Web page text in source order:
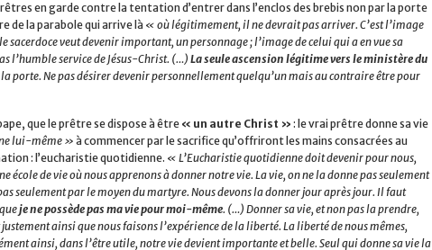
en garde contre la tentation d’entrer dans l’enclos des brebis non par la porte
de la parabole qui arrive là « où légitimement, il ne devrait pas arriver. C’est l’image
sacerdoce veut devenir important, un personnage ; l’image de celui qui a en vue sa
l’humble service de Jésus-Christ. (…) La seule ascension légitime vers le ministère du
porte. Ne pas désirer devenir personnellement quelqu’un mais au contraire être pour
que le prêtre se dispose à être « un autre Christ » : le vrai prêtre donne sa vie
lui-même » à commencer par le sacrifice qu’offriront les mains consacrées au
: l’eucharistie quotidienne. « L’Eucharistie quotidienne doit devenir pour nous,
école de vie où nous apprenons à donner notre vie. La vie, on ne la donne pas seulement
seulement par le moyen du martyre. Nous devons la donner jour après jour. Il faut
je ne possède pas ma vie pour moi-même. (…) Donner sa vie, et non pas la prendre,
justement ainsi que nous faisons l’expérience de la liberté. La liberté de nous mêmes,
ainsi, dans l’être utile, notre vie devient importante et belle. Seul qui donne sa vie la